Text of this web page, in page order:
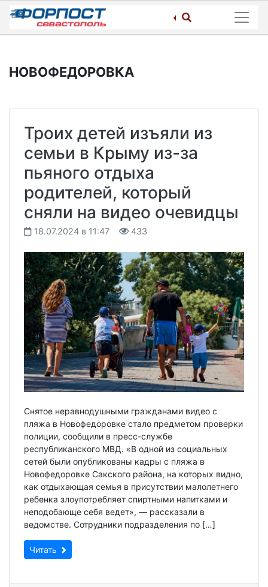
Skip
content
НОВОФЕДОРОВКА
Троих детей изъяли из
семьи в Крыму из-за
пьяного отдыха
родителей, который
сняли на видео очевидцы
18.07.2024 в 11:47 433
Снятое неравнодушными гражданами видео с
пляжа в Новофедоровке стало предметом проверки
полиции, сообщили в пресс-службе
республиканского МВД. «В одной из социальных
сетей были опубликованы кадры с пляжа в
Новофедоровке Сакского района, на которых видно,
как отдыхающая семья в присутствии малолетнего
ребенка злоупотребляет спиртными напитками и
неподобающе себя ведет», — рассказали в
ведомстве. Сотрудники подразделения по […]
Читать